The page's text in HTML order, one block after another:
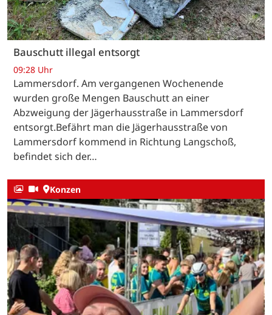
Bauschutt illegal entsorgt
09:28 Uhr
Lammersdorf. Am vergangenen Wochenende
wurden große Mengen Bauschutt an einer
Abzweigung der Jägerhausstraße in Lammersdorf
entsorgt.Befährt man die Jägerhausstraße von
Lammersdorf kommend in Richtung Langschoß,
befindet sich der…
Konzen